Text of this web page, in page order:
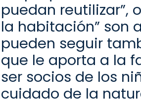
puedan reutilizar”,
la habitación” son
pueden seguir
que le aporta a la
ser socios de los
cuidado de la